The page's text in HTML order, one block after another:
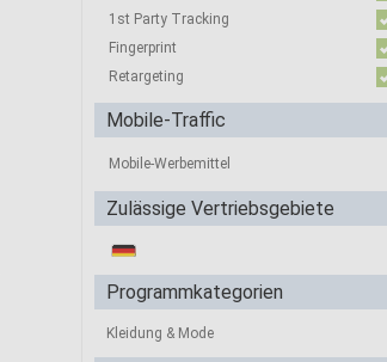
1st Party Tracking
Fingerprint
Retargeting
Mobile-Traffic
Mobile-Werbemittel
Zulässige Vertriebsgebiete
Programmkategorien
Kleidung & Mode